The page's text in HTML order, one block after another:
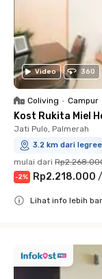
Video 360
Coliving • Campur
Kost Rukita Miel
Jati Pulo, Palmerah
3.2 km dari
mulai dari
-2% Rp2.218.000 /
Lihat info lebih